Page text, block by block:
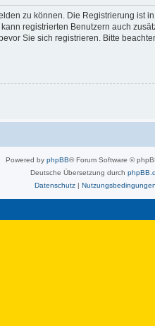
zu können. Die Registrierung ist
registrierten Benutzern auch
Sie sich registrieren. Bitte
Powered by phpBB® Forum Software ©
Deutsche Übersetzung durch
Datenschutz| Nutzungsbedingungen